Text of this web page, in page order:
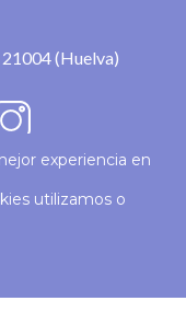
(Huelva)
experiencia en
utilizamos o